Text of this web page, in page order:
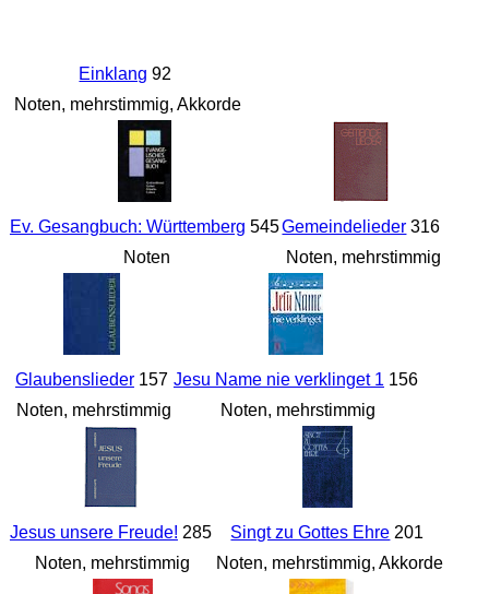
Einklang 92
Noten, mehrstimmig, Akkorde
Ev. Gesangbuch: Württemberg 545
Noten
Gemeindelieder 316
Noten, mehrstimmig
Glaubenslieder157
Noten, mehrstimmig
Jesu Name nie verklinget 1 156
Noten, mehrstimmig
Jesus unsere Freude! 285
Noten, mehrstimmig
Singt zu Gottes Ehre 201
Noten, mehrstimmig, Akkorde